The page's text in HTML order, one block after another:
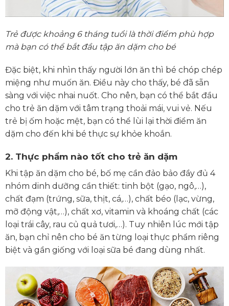
Trẻ được khoảng 6 tháng tuổi là thời điểm phù hợp
mà bạn có thể bắt đầu tập ăn dặm cho bé
Đặc biệt, khi nhìn thấy người lớn ăn thì bé chóp chép
miệng như muốn ăn. Điều này cho thấy, bé đã sẵn
sàng với việc nhai nuốt. Cho nên, bạn có thể bắt đầu
cho trẻ ăn dặm với tâm trạng thoải mái, vui vẻ. Nếu
trẻ bị ốm hoặc mệt, bạn có thể lùi lại thời điểm ăn
dặm cho đến khi bé thực sự khỏe khoắn.
2. Thực phẩm nào tốt cho trẻ ăn dặm
Khi tập ăn dặm cho bé, bố mẹ cần đảo bảo đầy đủ 4
nhóm dinh dưỡng cần thiết: tinh bột (gạo, ngô,…),
chất đạm (trứng, sữa, thịt, cá,…), chất béo (lạc, vừng,
mỡ động vật,…), chất xơ, vitamin và khoáng chất (các
loại trái cây, rau củ quả tươi,…). Tuy nhiên lúc mới tập
ăn, bạn chỉ nên cho bé ăn từng loại thực phẩm riêng
biệt và gần giống với loại sữa bé đang dùng nhất.